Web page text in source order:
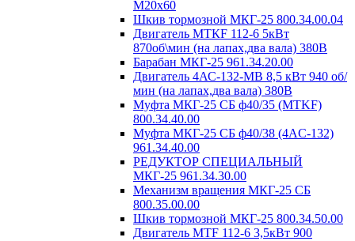
М20х60
Шкив тормозной МКГ-25 800.34.00.04
Двигатель MTКF 112-6 5кВт
870об\мин (на лапах,два вала) 380В
Барабан МКГ-25 961.34.20.00
Двигатель 4АС-132-МВ 8,5 кВт 940 об/
мин (на лапах,два вала) 380В
Муфта МКГ-25 СБ ф40/35 (MTKF)
800.34.40.00
Муфта МКГ-25 СБ ф40/38 (4AC-132)
961.34.40.00
РЕДУКТОР СПЕЦИАЛЬНЫЙ
МКГ-25 961.34.30.00
Механизм вращения МКГ-25 СБ
800.35.00.00
Шкив тормозной МКГ-25 800.34.50.00
Двигатель MTF 112-6 3,5кВт 900